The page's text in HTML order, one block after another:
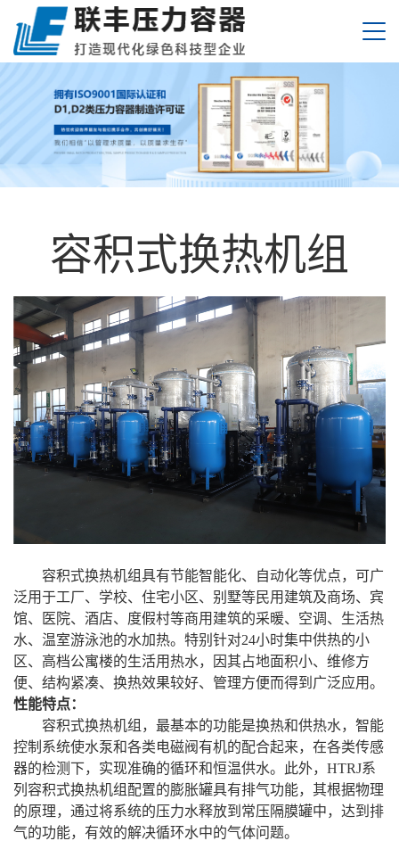
容积式换热机组
容积式换热机组具有节能智能化、自动化等优点，可广
泛用于工厂、学校、住宅小区、别墅等民用建筑及商场、宾
馆、医院、酒店、度假村等商用建筑的采暖、空调、生活热
水、温室游泳池的水加热。特别针对24小时集中供热的小
区、高档公寓楼的生活用热水，因其占地面积小、维修方
便、结构紧凑、换热效果较好、管理方便而得到广泛应用。
性能特点：
容积式换热机组，最基本的功能是换热和供热水，智能
控制系统使水泵和各类电磁阀有机的配合起来，在各类传感
器的检测下，实现准确的循环和恒温供水。此外，HTRJ系
列容积式换热机组配置的膨胀罐具有排气功能，其根据物理
的原理，通过将系统的压力水释放到常压隔膜罐中，达到排
气的功能，有效的解决循环水中的气体问题。